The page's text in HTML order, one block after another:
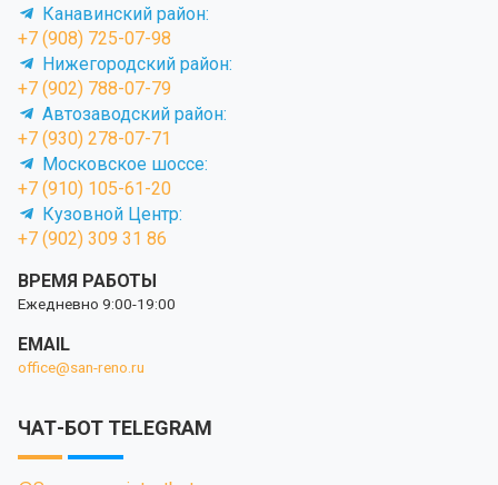
Канавинский район:
+7 (908) 725-07-98
Нижегородский район:
+7 (902) 788-07-79
Автозаводский район:
+7 (930) 278-07-71
Московское шоссе:
+7 (910) 105-61-20
Кузовной Центр:
+7 (902) 309 31 86
ВРЕМЯ РАБОТЫ
Ежедневно 9:00-19:00
EMAIL
office@san-reno.ru
ЧАТ-БОТ TELEGRAM